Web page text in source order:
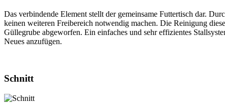
Das verbindende Element stellt der gemeinsame Futtertisch dar.
keinen weiteren Freibereich notwendig machen. Die Reinigung
Güllegrube abgeworfen. Ein einfaches und sehr effizientes
Neues anzufügen.
Schnitt